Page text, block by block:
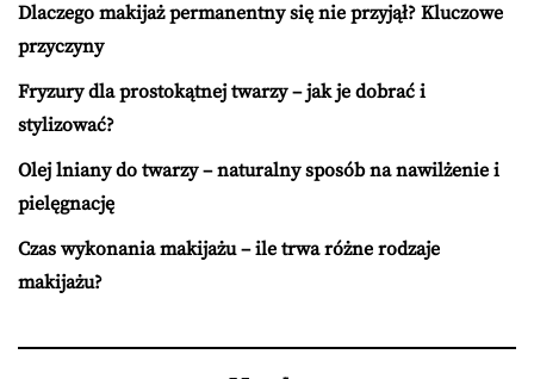
Dlaczego makijaż permanentny się nie przyjął? Kluczowe
przyczyny
Fryzury dla prostokątnej twarzy – jak je dobrać i
stylizować?
Olej lniany do twarzy – naturalny sposób na nawilżenie i
pielęgnację
Czas wykonania makijażu – ile trwa różne rodzaje
makijażu?